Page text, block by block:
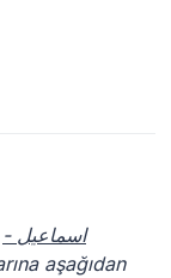
- اسماعیل